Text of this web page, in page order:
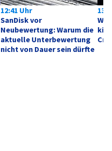
12:41 Uhr
SanDisk vor
Neubewertung: Warum die
aktuelle Unterbewertung
nicht von Dauer sein dürfte